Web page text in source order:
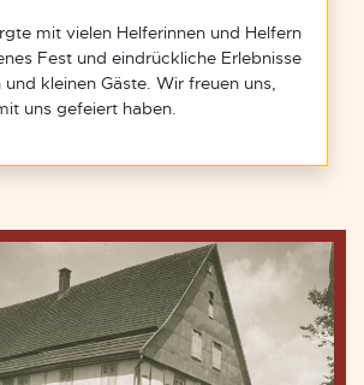
mit vielen Helferinnen und Helfern
Fest und eindrückliche Erlebnisse
kleinen Gäste. Wir freuen uns,
uns gefeiert haben.